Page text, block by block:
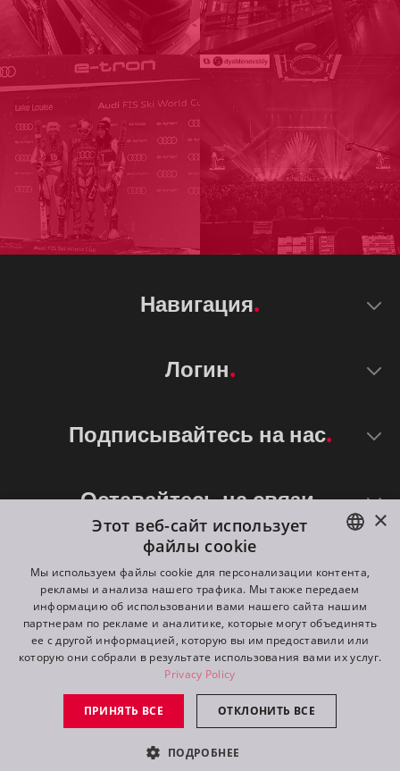
Навигация
Логин
Подписывайтесь на нас
Оставайтесь на связи
©2026 ROBE lighting s.r.o.
All rights reserved. Created by
Switch to desktop mode
ENGLISH
DE
FR
RU
×
Этот веб-сайт использует
файлы cookie
Мы используем файлы cookie для персонализации контента,
рекламы и анализа нашего трафика. Мы также передаем
информацию об использовании вами нашего сайта нашим
партнерам по рекламе и аналитике, которые могут объединять
ее с другой информацией, которую вы им предоставили или
которую они собрали в результате использования вами их услуг.
Privacy Policy
ПРИНЯТЬ ВСЕ ОТКЛОНИТЬ ВСЕ
ПОДРОБНЕЕ